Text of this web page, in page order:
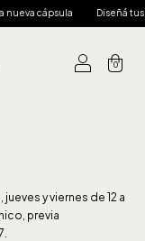
cápsula Diseñá tus
0
y viernes de 12 a
previa